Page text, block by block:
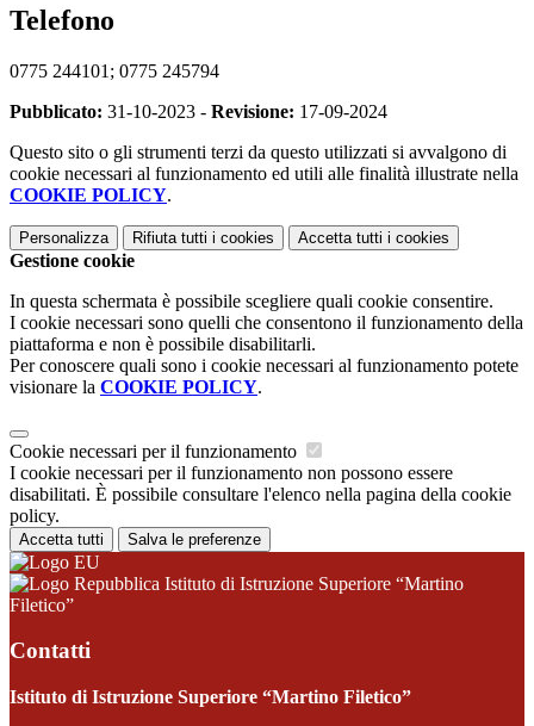
Telefono
0775 244101; 0775 245794
Pubblicato: 31-10-2023 - Revisione: 17-09-2024
Questo sito o gli strumenti terzi da questo utilizzati si avvalgono di
cookie necessari al funzionamento ed utili alle finalità illustrate nella
COOKIE POLICY.
Personalizza Rifiuta tutti i cookies Accetta tutti i cookies
Gestione cookie
In questa schermata è possibile scegliere quali cookie consentire.
I cookie necessari sono quelli che consentono il funzionamento della
piattaforma e non è possibile disabilitarli.
Per conoscere quali sono i cookie necessari al funzionamento potete
visionare la COOKIE POLICY.
Cookie necessari per il funzionamento
I cookie necessari per il funzionamento non possono essere
disabilitati. È possibile consultare l'elenco nella pagina della cookie
policy.
Accetta tutti Salva le preferenze
Istituto di Istruzione Superiore “Martino
Filetico”
Contatti
Istituto di Istruzione Superiore “Martino Filetico”